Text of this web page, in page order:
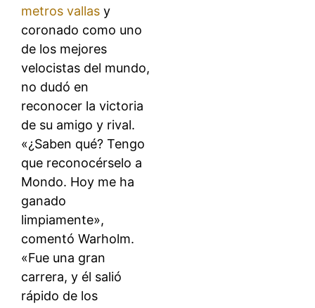
metros vallas y
coronado como uno
de los mejores
velocistas del mundo,
no dudó en
reconocer la victoria
de su amigo y rival.
«¿Saben qué? Tengo
que reconocérselo a
Mondo. Hoy me ha
ganado
limpiamente»,
comentó Warholm.
«Fue una gran
carrera, y él salió
rápido de los